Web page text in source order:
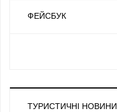
ФЕЙСБУК
ТУРИСТИЧНІ НОВИНИ